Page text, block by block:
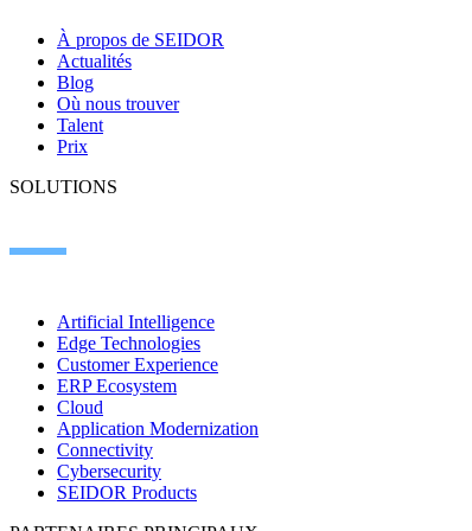
À propos de SEIDOR
Actualités
Blog
Où nous trouver
Talent
Prix
SOLUTIONS
Artificial Intelligence
Edge Technologies
Customer Experience
ERP Ecosystem
Cloud
Application Modernization
Connectivity
Cybersecurity
SEIDOR Products